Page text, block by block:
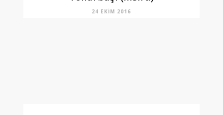
24 EKIM 2016